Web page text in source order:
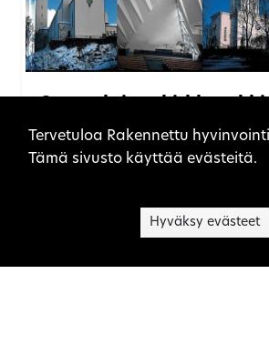
1917–1970
SEURAKUNTIEN RAKENNUKSET
Sivuston
Tervetuloa Rakennettu
Tämä sivusto käyttää evästeitä.
Hyväksy evästeet